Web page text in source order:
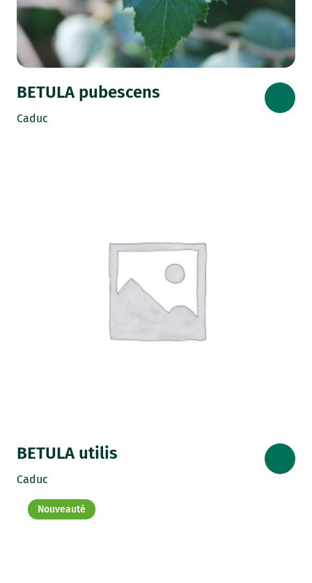
BETULA pubescens
Caduc
BETULA utilis
Caduc
Nouveauté